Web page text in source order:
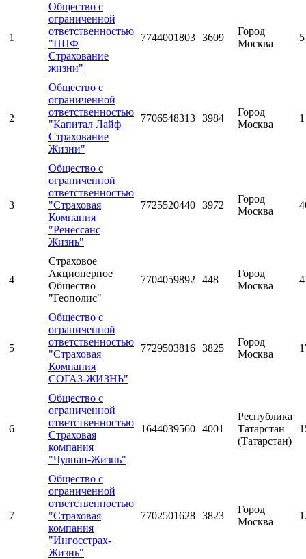
1
Общество с
ограниченной
ответственностью
"ППФ
Страхование
жизни"
7744001803 3609
Город
Москва
2
Общество с
ограниченной
ответственностью
"Капитал Лайф
Страхование
Жизни"
7706548313 3984
Город
Москва
3
Общество с
ограниченной
ответственностью
"Страховая
Компания
"Ренессанс
Жизнь"
7725520440 3972
Город
Москва
4
Страховое
Акционерное
Общество
"Геополис"
7704059892 448
Город
Москва
5
Общество с
ограниченной
ответственностью
"Страховая
Компания
СОГАЗ-ЖИЗНЬ"
7729503816 3825
Город
Москва
6
Общество с
ограниченной
ответственностью
Страховая
компания
"Чулпан-Жизнь"
1644039560 4001
Республика
Татарстан
(Татарстан)
7
Общество с
ограниченной
ответственностью
"Страховая
компания
"Ингосстрах-
Жизнь"
7702501628 3823
Город
Москва